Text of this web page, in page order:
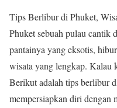
Tips Berlibur di Phuket,
Phuket sebuah pulau cantik
pantainya yang eksotis,
wisata yang lengkap. Kalau
Berikut adalah tips berlibur
mempersiapkan diri dengan